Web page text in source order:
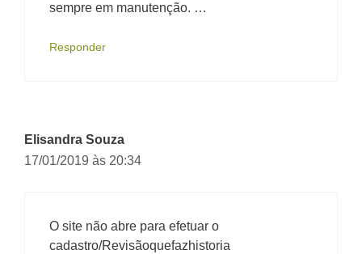
sempre em manutenção. …
Responder
Elisandra Souza
17/01/2019 às 20:34
O site não abre para efetuar o
cadastro/Revisãoquefazhistoria